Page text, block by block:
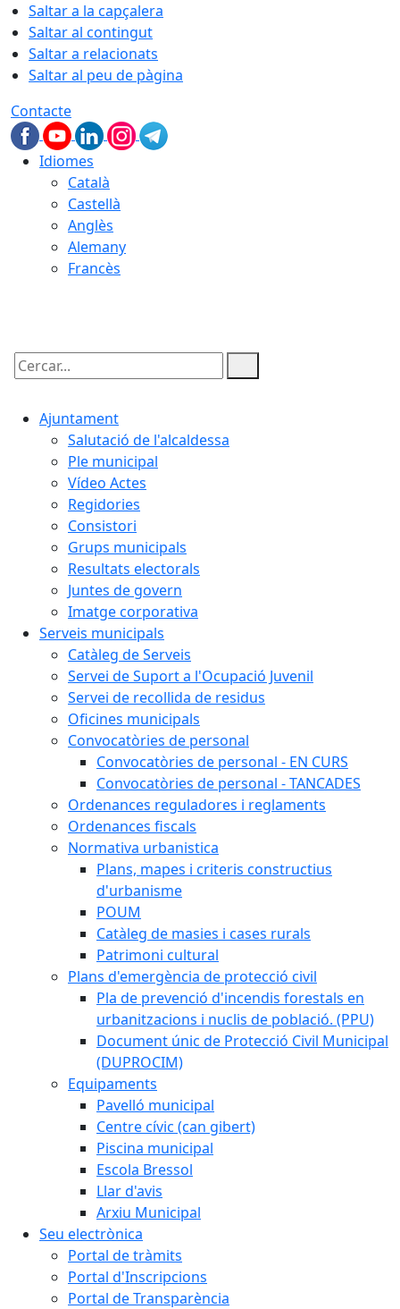
Saltar a la capçalera
Saltar al contingut
Saltar a relacionats
Saltar al peu de pàgina
Contacte
Idiomes
Català
Castellà
Anglès
Alemany
Francès
Cercar:
Ajuntament
Salutació de l'alcaldessa
Ple municipal
Vídeo Actes
Regidories
Consistori
Grups municipals
Resultats electorals
Juntes de govern
Imatge corporativa
Serveis municipals
Catàleg de Serveis
Servei de Suport a l'Ocupació Juvenil
Servei de recollida de residus
Oficines municipals
Convocatòries de personal
Convocatòries de personal - EN CURS
Convocatòries de personal - TANCADES
Ordenances reguladores i reglaments
Ordenances fiscals
Normativa urbanistica
Plans, mapes i criteris constructius
d'urbanisme
POUM
Catàleg de masies i cases rurals
Patrimoni cultural
Plans d'emergència de protecció civil
Pla de prevenció d'incendis forestals en
urbanitzacions i nuclis de població. (PPU)
Document únic de Protecció Civil Municipal
(DUPROCIM)
Equipaments
Pavelló municipal
Centre cívic (can gibert)
Piscina municipal
Escola Bressol
Llar d'avis
Arxiu Municipal
Seu electrònica
Portal de tràmits
Portal d'Inscripcions
Portal de Transparència